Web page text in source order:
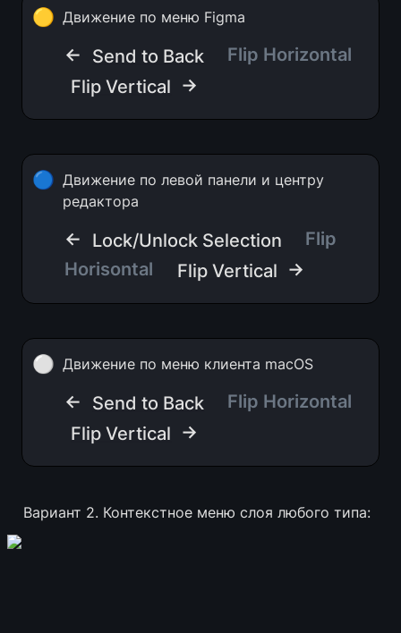
🟡 Движение по меню Figma
← Send to Back
Flip Horizontal
Flip Vertical →
🔵 Движение по левой панели и центру
редактора
← Lock/Unlock Selection
Flip
Horisontal
Flip Vertical →
⚪ Движение по меню клиента macOS
← Send to Back
Flip Horizontal
Flip Vertical →
Вариант 2. Контекстное меню слоя любого типа: